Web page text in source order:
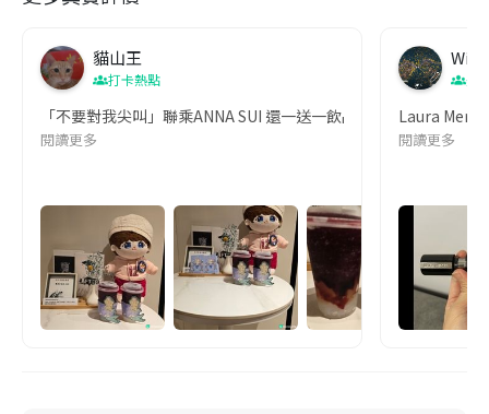
貓山王
打卡熱點
「不要對我尖叫」聯乘ANNA SUI 還一送一飲品優惠兼送香水版
閱讀更多
美
Laura
閱讀更多